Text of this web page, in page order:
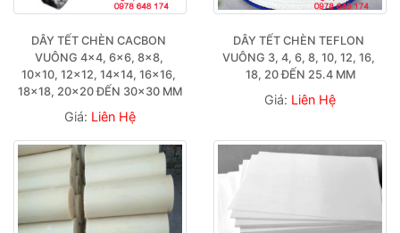
DÂY TẾT CHÈN CACBON
VUÔNG 4×4, 6×6, 8×8,
10×10, 12×12, 14×14, 16×16,
18×18, 20×20 ĐẾN 30×30 MM
Giá: Liên Hệ
DÂY TẾT CHÈN TEFLON
VUÔNG 3, 4, 6, 8, 10, 12, 16,
18, 20 ĐẾN 25.4 MM
Giá: Liên Hệ